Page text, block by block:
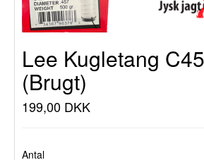
Lee Kugletang
(Brugt)
199,00 DKK
Antal